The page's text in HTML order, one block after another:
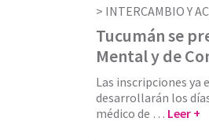
INTERCAMBIO Y
Tucumán se
Mental y de
Las inscripciones ya
desarrollarán los
médico de … Leer +